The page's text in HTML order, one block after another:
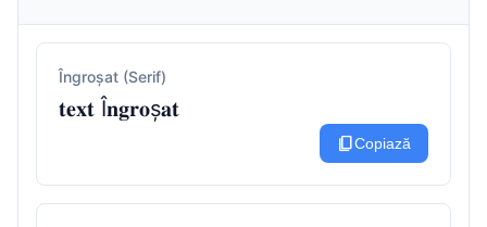
Îngroșat (Serif)
𝐭𝐞𝐱𝐭 Î𝐧𝐠𝐫𝐨ș𝐚𝐭
content_copyCopiază